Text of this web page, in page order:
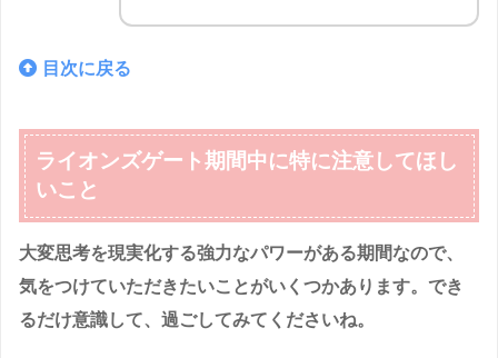
目次に戻る
ライオンズゲート期間中に特に注意してほし
いこと
大変思考を現実化する強力なパワーがある期間なので、
気をつけていただきたいことがいくつかあります。でき
るだけ意識して、過ごしてみてくださいね。